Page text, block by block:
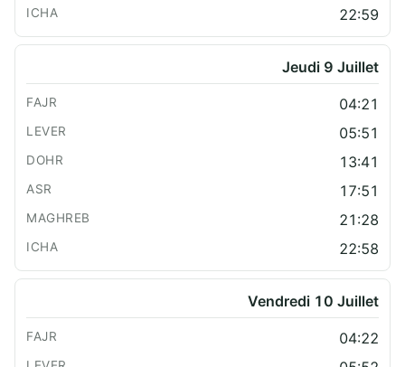
22:59
Jeudi 9 Juillet
04:21
05:51
13:41
17:51
21:28
22:58
Vendredi 10 Juillet
04:22